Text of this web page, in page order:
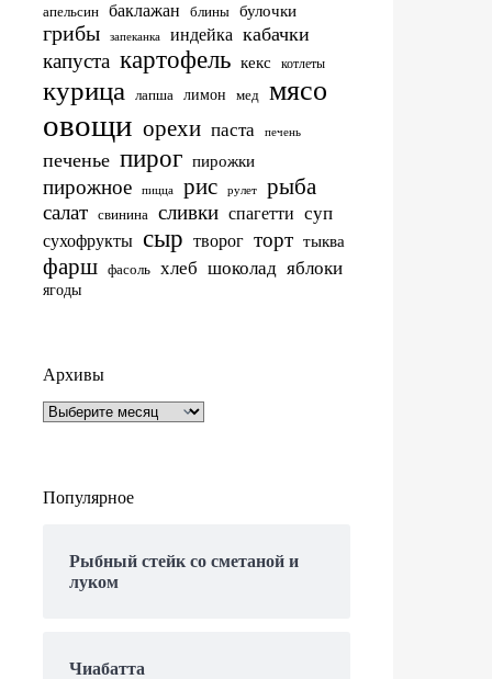
апельсин баклажан блины булочки
грибы запеканка индейка кабачки
капуста картофель кекс котлеты
курица лапша лимон мед мясо
овощи орехи паста печень
печенье пирог пирожки
пирожное пицца рис рулет рыба
салат свинина сливки спагетти суп
сухофрукты сыр творог торт тыква
фарш фасоль хлеб шоколад яблоки
ягоды
Архивы
Архивы
Популярное
Рыбный стейк со сметаной и
луком
Чиабатта